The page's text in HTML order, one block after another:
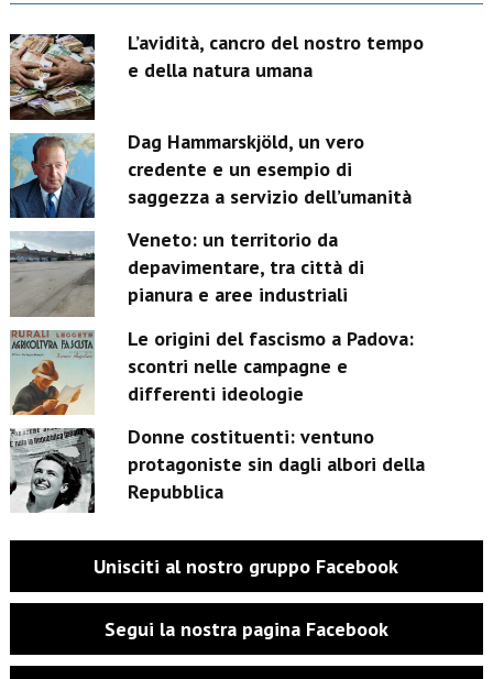
L’avidità, cancro del nostro tempo
e della natura umana
Dag Hammarskjöld, un vero
credente e un esempio di
saggezza a servizio dell’umanità
Veneto: un territorio da
depavimentare, tra città di
pianura e aree industriali
Le origini del fascismo a Padova:
scontri nelle campagne e
differenti ideologie
Donne costituenti: ventuno
protagoniste sin dagli albori della
Repubblica
Unisciti al nostro gruppo Facebook
Segui la nostra pagina Facebook